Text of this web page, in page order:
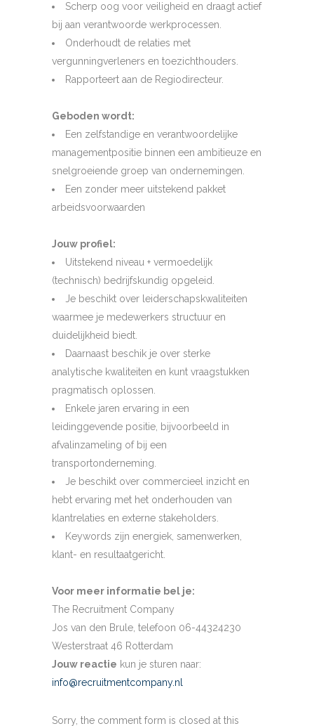
Scherp oog voor veiligheid en draagt actief
bij aan verantwoorde werkprocessen.
Onderhoudt de relaties met
vergunningverleners en toezichthouders.
Rapporteert aan de Regiodirecteur.
Geboden wordt:
Een zelfstandige en verantwoordelijke
managementpositie binnen een ambitieuze en
snelgroeiende groep van ondernemingen.
Een zonder meer uitstekend pakket
arbeidsvoorwaarden
Jouw profiel:
Uitstekend niveau + vermoedelijk
(technisch) bedrijfskundig opgeleid.
Je beschikt over leiderschapskwaliteiten
waarmee je medewerkers structuur en
duidelijkheid biedt.
Daarnaast beschik je over sterke
analytische kwaliteiten en kunt vraagstukken
pragmatisch oplossen.
Enkele jaren ervaring in een
leidinggevende positie, bijvoorbeeld in
afvalinzameling of bij een
transportonderneming.
Je beschikt over commercieel inzicht en
hebt ervaring met het onderhouden van
klantrelaties en externe stakeholders.
Keywords zijn energiek, samenwerken,
klant- en resultaatgericht.
Voor meer informatie bel je:
The Recruitment Company
Jos van den Brule, telefoon 06-44324230
Westerstraat 46 Rotterdam
Jouw reactie kun je sturen naar:
info@recruitmentcompany.nl
Sorry, the comment form is closed at this